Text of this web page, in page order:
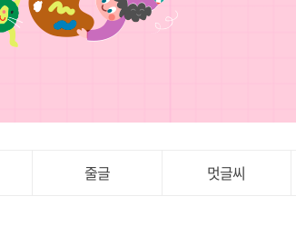
줄글 멋글씨